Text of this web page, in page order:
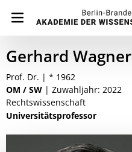
Gerhard Wagner
Prof. Dr. | * 1962
OM / SW | Zuwahljahr: 2022
Rechtswissenschaft
Universitätsprofessor